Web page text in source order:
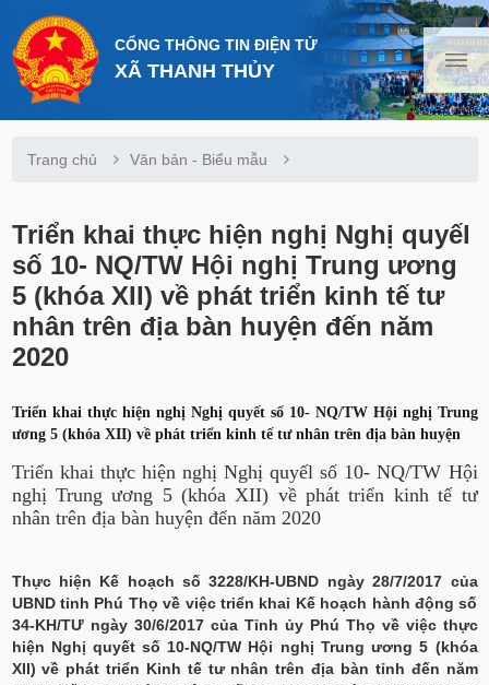
CỔNG THÔNG TIN ĐIỆN TỬ
XÃ THANH THỦY
Trang chủ Văn bản - Biểu mẫu
Triển khai thực hiện nghị Nghị quyếl
số 10- NQ/TW Hội nghị Trung ương
5 (khóa XII) về phát triển kinh tế tư
nhân trên địa bàn huyện đến năm
2020
Triển khai thực hiện nghị Nghị quyết số 10- NQ/TW Hội nghị Trung
ương 5 (khóa XII) về phát triển kinh tế tư nhân trên địa bàn huyện
Triển khai thực hiện nghị Nghị quyếl số 10- NQ/TW Hội
nghị Trung ương 5 (khóa XII) về phát triển kinh tế tư
nhân trên địa bàn huyện đến năm 2020
Thực hiện Kế hoạch số 3228/KH-UBND ngày 28/7/2017 của
UBND tỉnh Phú Thọ về việc triển khai Kế hoạch hành động số
34-KH/TƯ ngày 30/6/2017 của Tỉnh ủy Phú Thọ về việc thực
hiện Nghị quyết số 10-NQ/TW Hội nghị Trung ương 5 (khóa
XII) về phát triển Kinh tế tư nhân trên địa bàn tỉnh đến năm